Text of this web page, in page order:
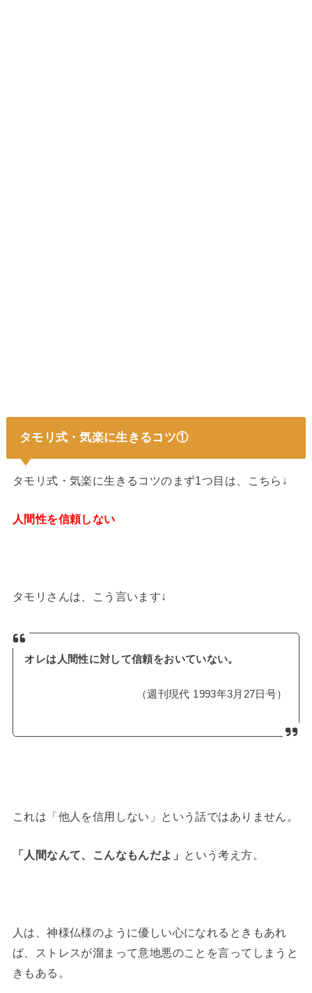
タモリ式・気楽に生きるコツ①
タモリ式・気楽に生きるコツのまず1つ目は、こちら↓
人間性を信頼しない
タモリさんは、こう言います↓
オレは人間性に対して信頼をおいていない。
（週刊現代 1993年3月27日号）
これは「他人を信用しない」という話ではありません。
「人間なんて、こんなもんだよ」 という考え方。
人は、神様仏様のように優しい心になれるときもあれ
ば、ストレスが溜まって意地悪のことを言ってしまうと
きもある。